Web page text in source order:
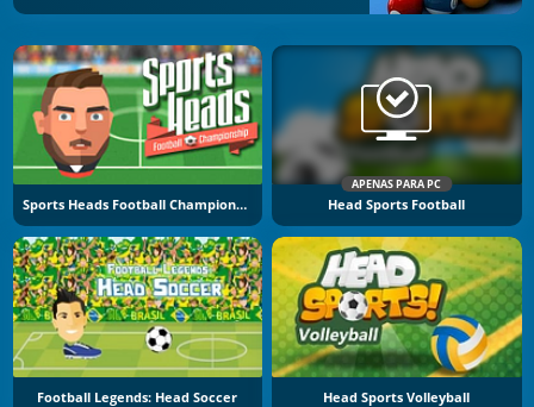
Sports Heads Football Championship
APENAS PARA PC
Head Sports Football
Football Legends: Head Soccer Head Sports Volleyball